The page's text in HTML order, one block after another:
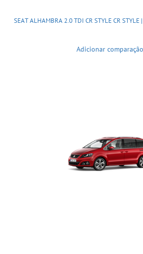
SEAT ALHAMBRA 2.0 TDI CR STYLE CR
Adicionar comparação